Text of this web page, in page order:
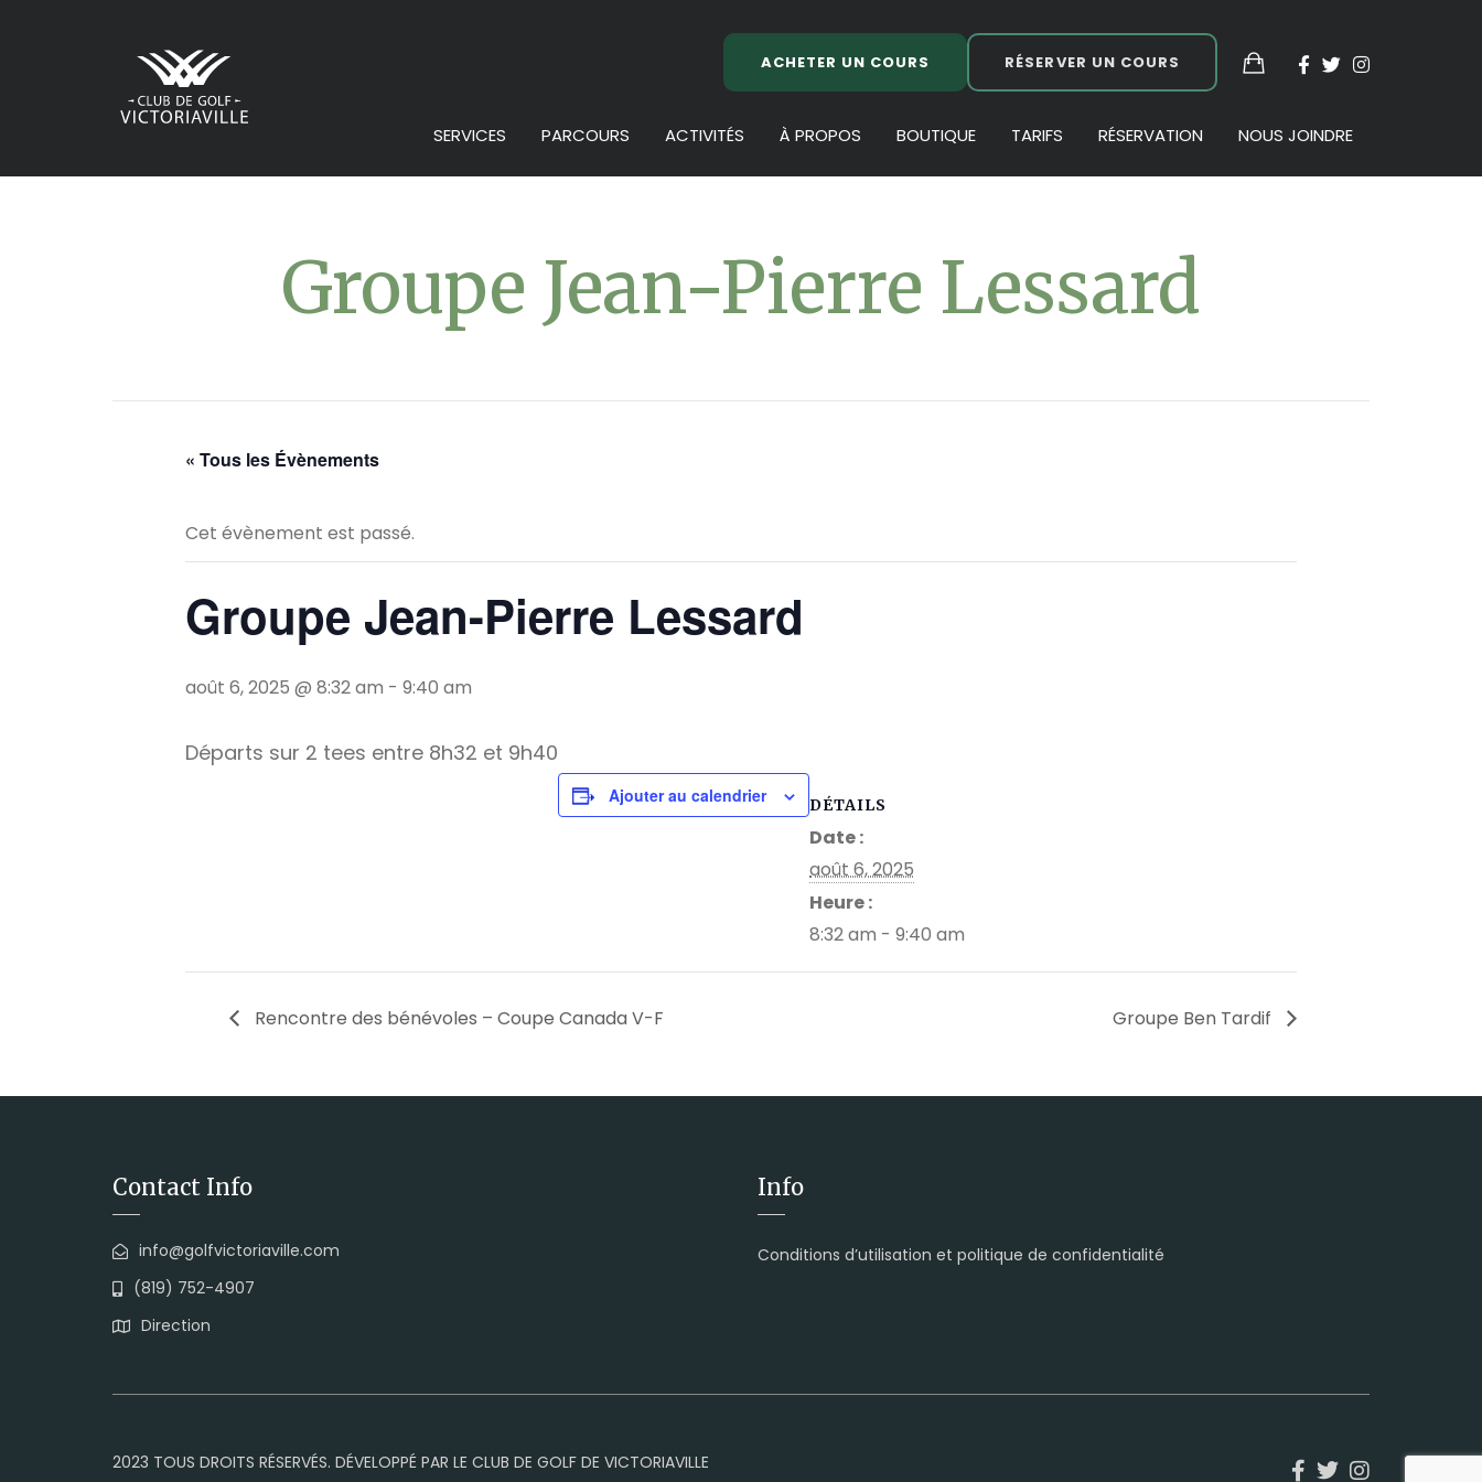
ACHETER UN COURS RÉSERVER UN COURS
SERVICES PARCOURS ACTIVITÉS À PROPOS BOUTIQUE TARIFS RÉSERVATION NOUS JOINDRE
Groupe Jean-Pierre Lessard
« Tous les Évènements
Cet évènement est passé.
Groupe Jean-Pierre Lessard
août 6, 2025 @ 8:32 am - 9:40 am
Départs sur 2 tees entre 8h32 et 9h40
Ajouter au calendrier DÉTAILS
Date :
août 6, 2025
Heure :
8:32 am - 9:40 am
Rencontre des bénévoles – Coupe Canada V-F Groupe Ben Tardif
Contact Info
info@golfvictoriaville.com
(819) 752-4907
Direction
Info
Conditions d’utilisation et politique de confidentialité
2023 TOUS DROITS RÉSERVÉS. DÉVELOPPÉ PAR LE CLUB DE GOLF DE VICTORIAVILLE